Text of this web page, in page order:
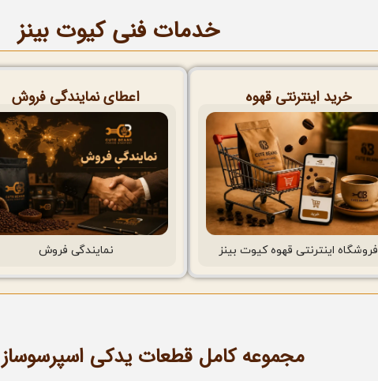
خدمات فنی کیوت بینز
خرید اینترنتی قهوه
فروشگاه اینترنتی قهوه کیوت بینز
اعطای نمایندگی فروش
نمایندگی فروش
مجموعه کامل قطعات یدکی اسپرسوساز